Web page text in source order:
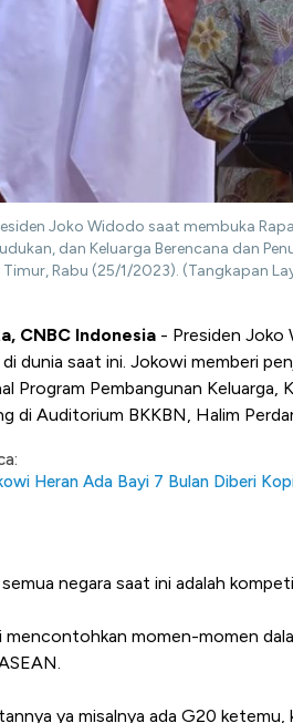
Joko Widodo saat membuka
dan Keluarga Berencana dan
Rabu (25/1/2023). (Tangkapan
CNBC Indonesia - Presiden Joko
di dunia saat ini. Jokowi memberi
Program Pembangunan Keluarga,
di Auditorium BKKBN, Halim
Heran Ada Bayi 7 Bulan Diberi
negara saat ini adalah
mencontohkan momen-momen
ya misalnya ada G20